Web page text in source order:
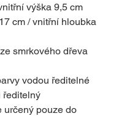
výška 9,5 cm
cm / vnitřní hloubka
smrkového dřeva
vodou ředitelné
ředitelný
určený pouze do